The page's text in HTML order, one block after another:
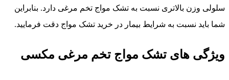
سلولی وزن بالاتری نسبت به تشک مواج تخم مرغی دارد. بنابراین
شما باید نسبت به شرایط بیمار در خرید تشک مواج دقت فرمایید.
ویژگی های تشک مواج تخم مرغی مکسی